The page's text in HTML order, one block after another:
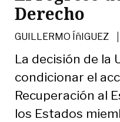
Derecho
GUILLERMO ÍñIGUEZ |
La decisión de la
condicionar el
Recuperación al
los Estados